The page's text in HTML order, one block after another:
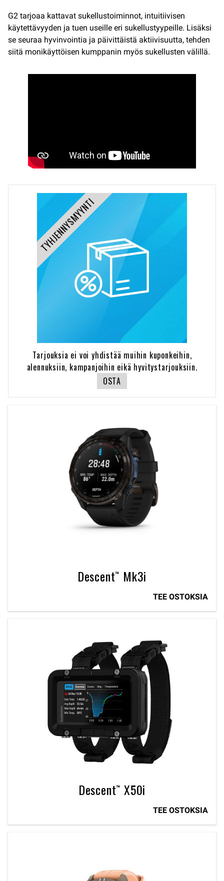
G2 tarjoaa kattavat sukellustoiminnot, intuitiivisen
käytettävyyden ja tuen useille eri sukellustyypeille. Lisäksi
se seuraa hyvinvointia ja päivittäistä aktiivisuutta, tehden
siitä monikäyttöisen kumppanin myös sukellusten välillä.
TYHJENNYSMYYNTI
Tarjouksia ei voi yhdistää muihin kuponkeihin,
alennuksiin, kampanjoihin eikä hyvitystarjouksiin.
OSTA
Descent™ Mk3i
TEE OSTOKSIA
Descent™ X50i
TEE OSTOKSIA